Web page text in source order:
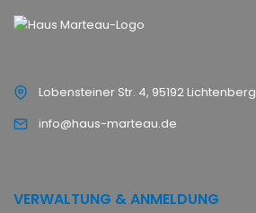
Lobensteiner Str. 4, 95192 Lichtenberg
info@haus-marteau.de
VERWALTUNG & ANMELDUNG